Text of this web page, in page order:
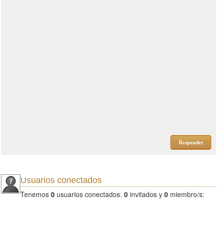
Responder
Usuarios conectados
Tenemos 0 usuarios conectados. 0 invitados y 0 miembro/s: